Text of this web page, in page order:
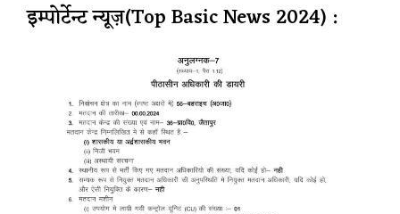
इम्पोर्टेन्ट न्यूज़(Top Basic News 2024) :